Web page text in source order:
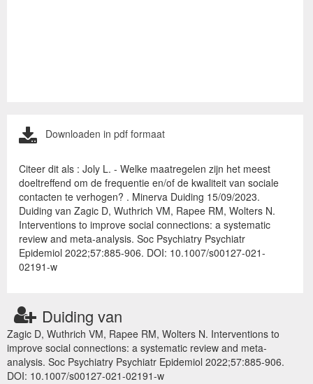
Downloaden in pdf formaat
Citeer dit als : Joly L. - Welke maatregelen zijn het meest
doeltreffend om de frequentie en/of de kwaliteit van sociale
contacten te verhogen? . Minerva Duiding 15/09/2023.
Duiding van Zagic D, Wuthrich VM, Rapee RM, Wolters N.
Interventions to improve social connections: a systematic
review and meta-analysis. Soc Psychiatry Psychiatr
Epidemiol 2022;57:885-906. DOI: 10.1007/s00127-021-
02191-w
Duiding van
Zagic D, Wuthrich VM, Rapee RM, Wolters N. Interventions to
improve social connections: a systematic review and meta-
analysis. Soc Psychiatry Psychiatr Epidemiol 2022;57:885-906.
DOI: 10.1007/s00127-021-02191-w